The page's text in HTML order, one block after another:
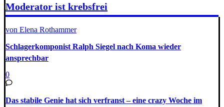
Moderator ist krebsfrei
von Elena Rothammer
Schlagerkomponist Ralph Siegel nach Koma wieder
ansprechbar
0
Das stabile Genie hat sich verfranst – eine crazy Woche im